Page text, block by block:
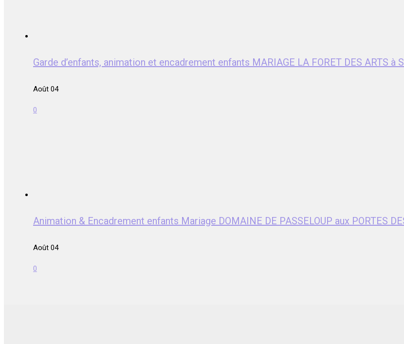
Garde d’enfants, animation et encadrement enfants MARIAGE LA FORET DES ARTS à
Août 04
0
Animation & Encadrement enfants Mariage DOMAINE DE PASSELOUP aux PORTES
Août 04
0